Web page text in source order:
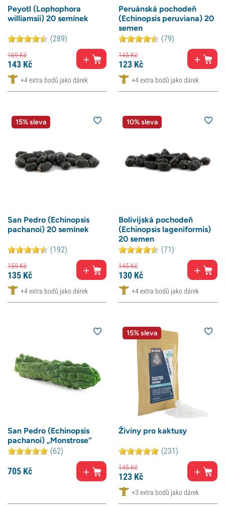
Peyotl (Lophophora
williamsii) 20 semínek
(289)
169Kč
143 Kč
+4 extra bodů jako dárek
Peruánská pochodeň
(Echinopsis peruviana) 20
semen
(79)
145Kč
123 Kč
+4 extra bodů jako dárek
15% sleva
San Pedro (Echinopsis
pachanoi) 20 semínek
(192)
159Kč
135 Kč
+4 extra bodů jako dárek
10% sleva
Bolivijská pochodeň
(Echinopsis lageniformis)
20 semen
(71)
145Kč
130 Kč
+4 extra bodů jako dárek
San Pedro (Echinopsis
pachanoi) „Monstrose“
(62)
705 Kč
15% sleva
Živiny pro kaktusy
(231)
145Kč
123 Kč
+3 extra bodů jako dárek